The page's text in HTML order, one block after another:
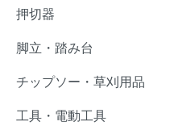
押切器
脚立・踏み台
チップソー・草刈用品
工具・電動工具